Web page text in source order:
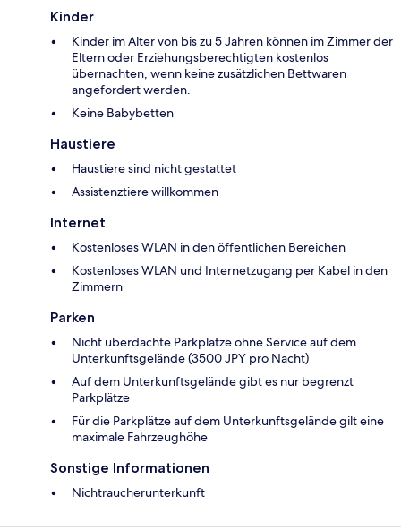
Kinder
Kinder im Alter von bis zu 5 Jahren können im Zimmer der
Eltern oder Erziehungsberechtigten kostenlos
übernachten, wenn keine zusätzlichen Bettwaren
angefordert werden.
Keine Babybetten
Haustiere
Haustiere sind nicht gestattet
Assistenztiere willkommen
Internet
Kostenloses WLAN in den öffentlichen Bereichen
Kostenloses WLAN und Internetzugang per Kabel in den
Zimmern
Parken
Nicht überdachte Parkplätze ohne Service auf dem
Unterkunftsgelände (3500 JPY pro Nacht)
Auf dem Unterkunftsgelände gibt es nur begrenzt
Parkplätze
Für die Parkplätze auf dem Unterkunftsgelände gilt eine
maximale Fahrzeughöhe
Sonstige Informationen
Nichtraucherunterkunft